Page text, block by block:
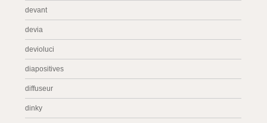
devant
devia
devioluci
diapositives
diffuseur
dinky